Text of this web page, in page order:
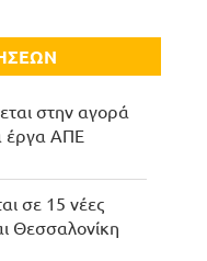
στην αγορά
έργα ΑΠΕ
σε 15 νέες
Θεσσαλονίκη